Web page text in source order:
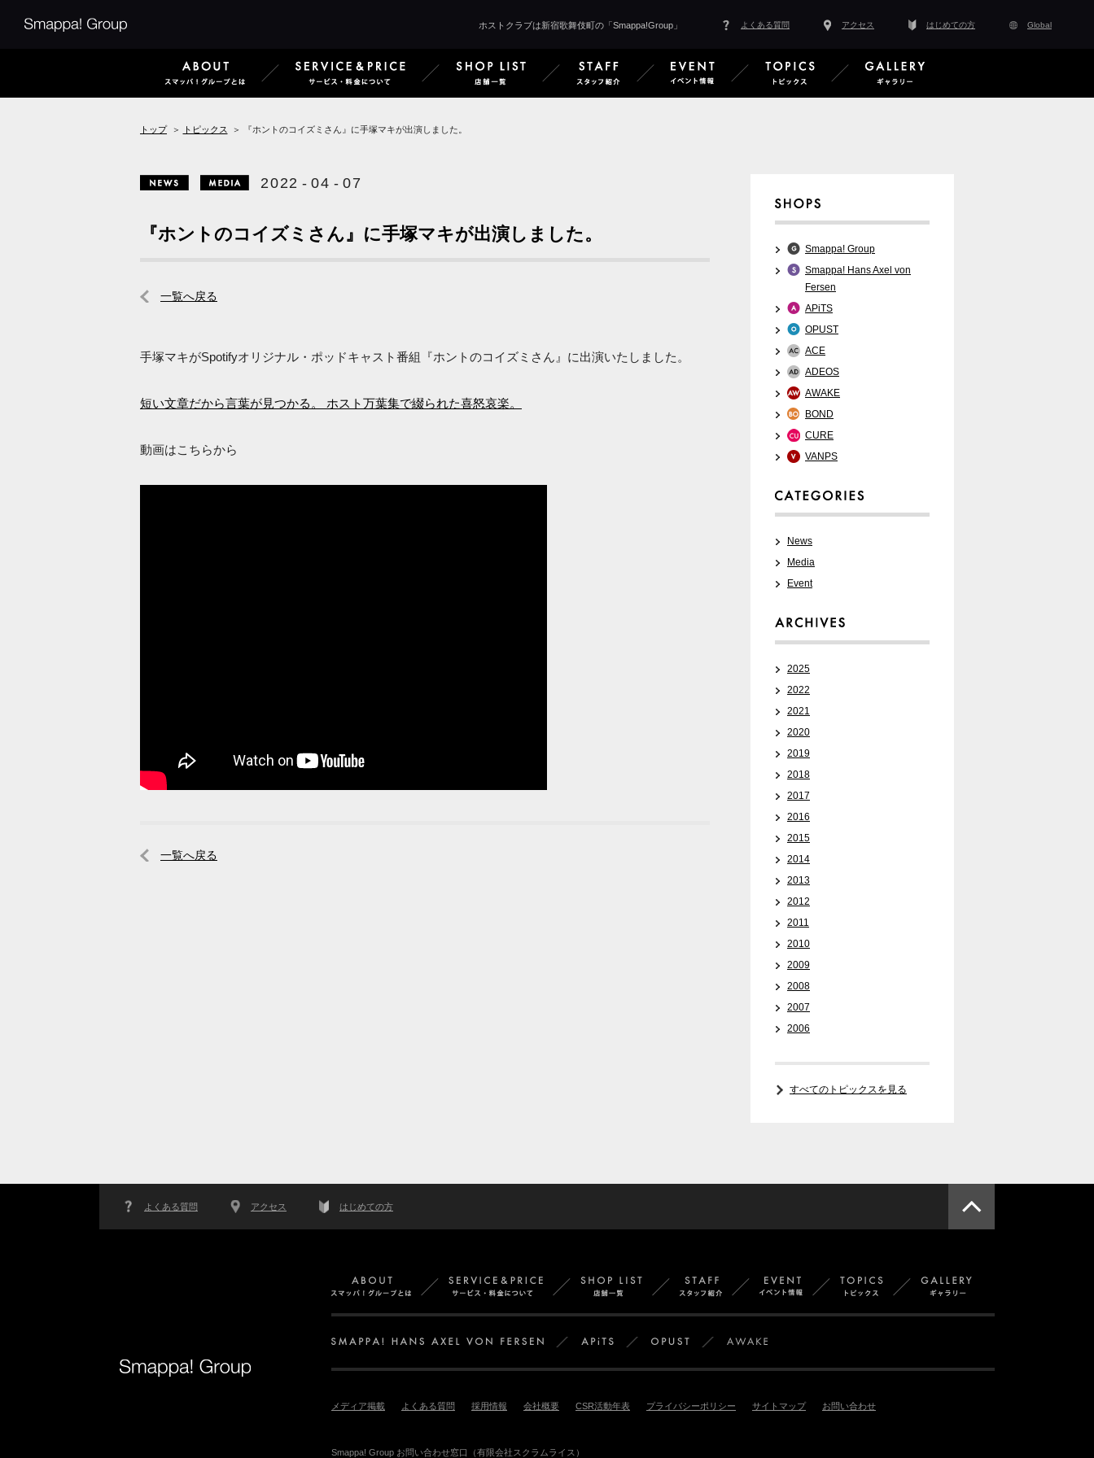
よくある質問 アクセス はじめての方 Global
ホストクラブは新宿歌舞伎町の「Smappa!Group」
ABOUT Smappa!Groupとは SERVICE & PRICE サービス＆料金
SHOP LIST 店舗一覧STAFF スタッフ紹介EVENT イベント情報TOPICS トピックス
トップ ＞ トピックス ＞ 『ホントのコイズミさん』に手塚マキが出演しました。
News Media
2022 - 04 - 07
『ホントのコイズミさん』に手塚マキが出演しました。
一覧へ戻る
手塚マキがSpotifyオリジナル・ポッドキャスト番組『ホントのコイズミさん』に出演いたしました。
短い文章だから言葉が見つかる。 ホスト万葉集で綴られた喜怒哀楽。
動画はこちらから
一覧へ戻る
Smappa! Group
Smappa! Hans Axel von
Fersen
APiTS
OPUST
ACE
ADEOS
AWAKE
BOND
CURE
VANPS
News
Media
Event
2025
2022
2021
2020
2019
2018
2017
2016
2015
2014
2013
2012
2011
2010
2009
2008
2007
2006
すべてのトピックスを見る
よくある質問 アクセス はじめての方
Smappa!Group
Smappa!Groupとは サービス＆料金店舗一覧 スタッフ紹介 イベント トピックス
SMAPPA! HANS AXEL VON FERSEN
APiTS OPUST
メディア掲載 よくある質問 採用情報 会社概要 CSR活動年表 プライバシーポリシー サイトマップ お問い合わせ
Smappa! Group お問い合わせ窓口（有限会社スクラムライス）